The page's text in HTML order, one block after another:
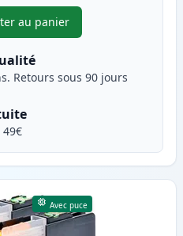
au panier
,Pack de 2 Brother LC225C
Retours sous 90 jours
Avec puce